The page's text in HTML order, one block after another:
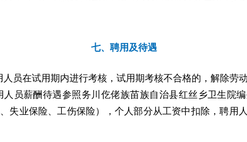
七、聘用及待遇
人员在试用期内进行考核，试用期考核不合格的，解除劳动
人员薪酬待遇参照务川仡佬族苗族自治县红丝乡卫生院
、失业保险、工伤保险），个人部分从工资中扣除，聘用